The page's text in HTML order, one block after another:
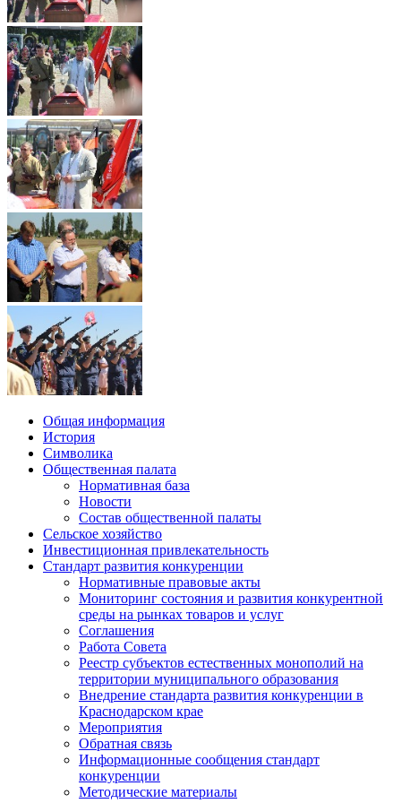
Общая информация
История
Символика
Общественная палата
Нормативная база
Новости
Состав общественной палаты
Сельское хозяйство
Инвестиционная привлекательность
Стандарт развития конкуренции
Нормативные правовые акты
Мониторинг состояния и развития конкурентной
среды на рынках товаров и услуг
Соглашения
Работа Совета
Реестр субъектов естественных монополий на
территории муниципального образования
Внедрение стандарта развития конкуренции в
Краснодарском крае
Мероприятия
Обратная связь
Информационные сообщения стандарт
конкуренции
Методические материалы